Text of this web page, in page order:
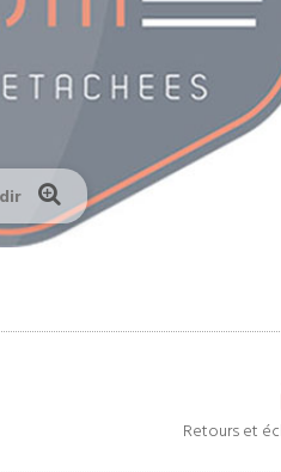
Retours et